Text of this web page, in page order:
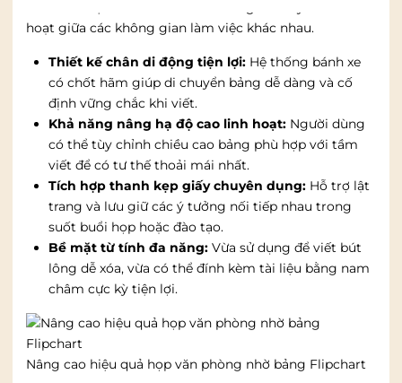
hoạt giữa các không gian làm việc khác nhau.
Thiết kế chân di động tiện lợi: Hệ thống bánh xe
có chốt hãm giúp di chuyển bảng dễ dàng và cố
định vững chắc khi viết.
Khả năng nâng hạ độ cao linh hoạt: Người dùng
có thể tùy chỉnh chiều cao bảng phù hợp với tầm
viết để có tư thế thoải mái nhất.
Tích hợp thanh kẹp giấy chuyên dụng: Hỗ trợ lật
trang và lưu giữ các ý tưởng nối tiếp nhau trong
suốt buổi họp hoặc đào tạo.
Bề mặt từ tính đa năng: Vừa sử dụng để viết bút
lông dễ xóa, vừa có thể đính kèm tài liệu bằng nam
châm cực kỳ tiện lợi.
Nâng cao hiệu quả họp văn phòng nhờ bảng Flipchart